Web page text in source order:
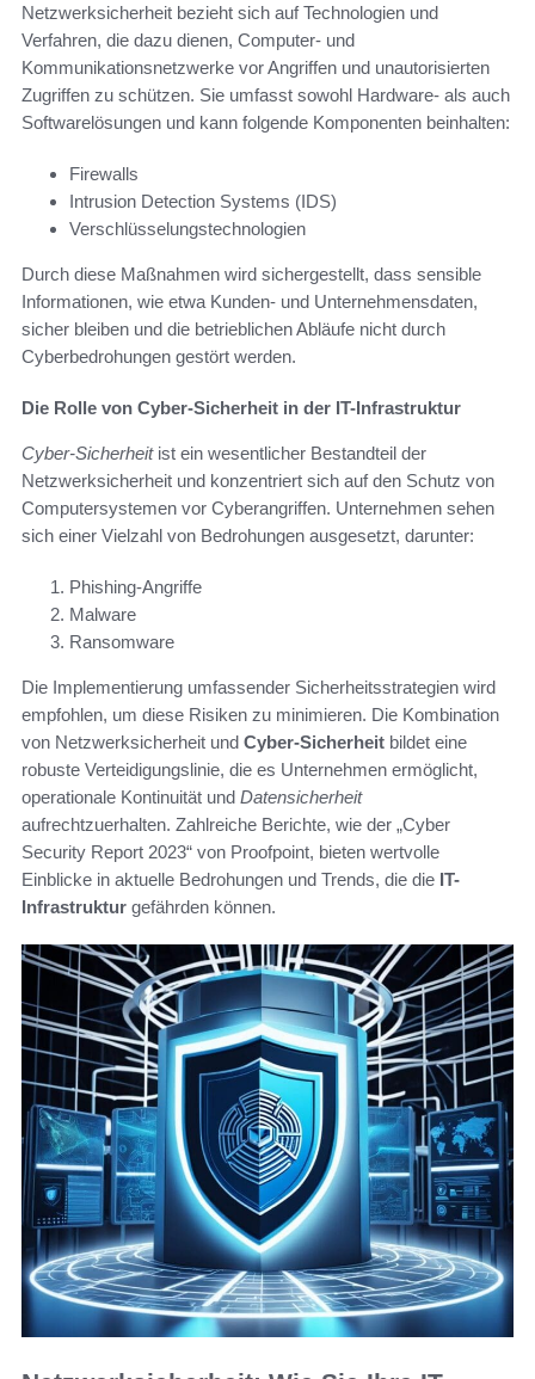
Netzwerksicherheit bezieht sich auf Technologien und
Verfahren, die dazu dienen, Computer- und
Kommunikationsnetzwerke vor Angriffen und unautorisierten
Zugriffen zu schützen. Sie umfasst sowohl Hardware- als auch
Softwarelösungen und kann folgende Komponenten beinhalten:
Firewalls
Intrusion Detection Systems (IDS)
Verschlüsselungstechnologien
Durch diese Maßnahmen wird sichergestellt, dass sensible
Informationen, wie etwa Kunden- und Unternehmensdaten,
sicher bleiben und die betrieblichen Abläufe nicht durch
Cyberbedrohungen gestört werden.
Die Rolle von Cyber-Sicherheit in der IT-Infrastruktur
Cyber-Sicherheitist ein wesentlicher Bestandteil der
Netzwerksicherheit und konzentriert sich auf den Schutz von
Computersystemen vor Cyberangriffen. Unternehmen sehen
sich einer Vielzahl von Bedrohungen ausgesetzt, darunter:
Phishing-Angriffe
Malware
Ransomware
Die Implementierung umfassender Sicherheitsstrategien wird
empfohlen, um diese Risiken zu minimieren. Die Kombination
von Netzwerksicherheit und Cyber-Sicherheit bildet eine
robuste Verteidigungslinie, die es Unternehmen ermöglicht,
operationale Kontinuität und Datensicherheit
aufrechtzuerhalten. Zahlreiche Berichte, wie der „Cyber
Security Report 2023“ von Proofpoint, bieten wertvolle
Einblicke in aktuelle Bedrohungen und Trends, die die IT-
Infrastruktur gefährden können.